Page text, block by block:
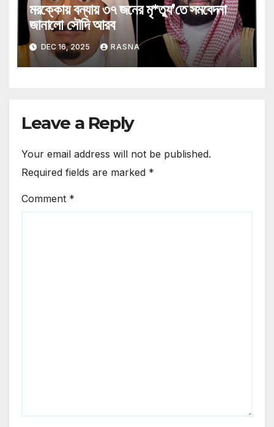
মরক্কোয় বন্যায় ৩৭ জনের মৃ*ত্যু’তে সমবেদনা
জানালো সৌদি আরব
DEC 16, 2025 RASNA
Leave a Reply
Your email address will not be published.
Required fields are marked *
Comment *